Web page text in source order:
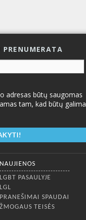
PRENUMERATA
adresas būtų saugomas
tam, kad būtų galima
NAUJIENOS
LGBT PASAULYJE
LGL
PRANEŠIMAI SPAUDAI
ŽMOGAUS TEISĖS